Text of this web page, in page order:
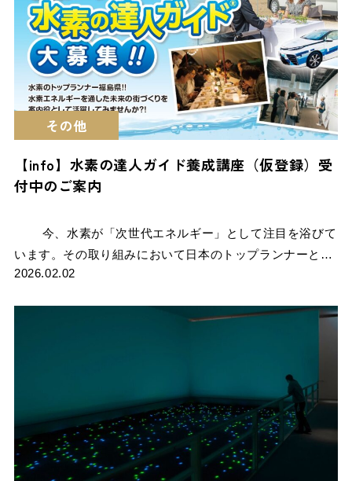
その他
【info】水素の達人ガイド養成講座（仮登録）受
付中のご案内
今、水素が「次世代エネルギー」として注目を浴びて
います。その取り組みにおいて日本のトップランナーと…
2026.02.02